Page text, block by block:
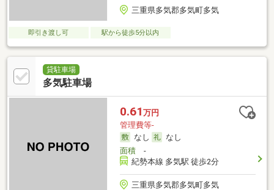
三重県多気郡多気町多気
即引き渡し可 駅から徒歩5分以内
貸駐車場
多気駐車場
0.61 万円
管理費等-
なし
なし
面積-
紀勢本線 多気駅 徒歩2分
三重県多気郡多気町多気